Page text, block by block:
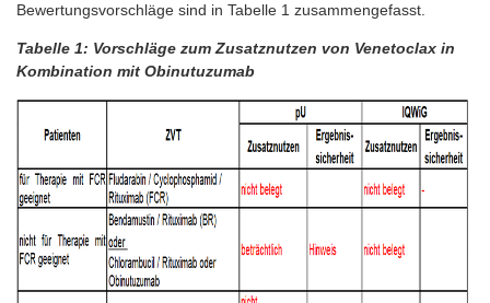
Bewertungsvorschläge sind in Tabelle 1 zusammengefasst.
Tabelle 1: Vorschläge zum Zusatznutzen von Venetoclax in
Kombination mit Obinutuzumab